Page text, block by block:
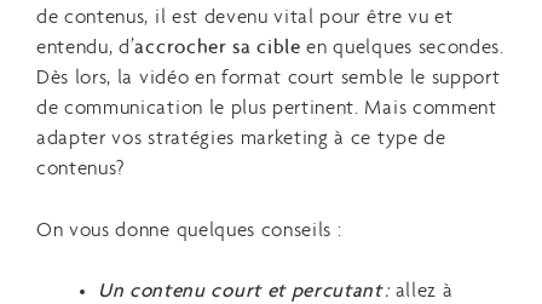
de contenus, il est devenu vital pour être vu et
entendu, d’accrocher sa cible en quelques secondes.
Dès lors, la vidéo en format court semble le support
de communication le plus pertinent. Mais comment
adapter vos stratégies marketing à ce type de
contenus?
On vous donne quelques conseils :
Un contenu court et percutant: allez à